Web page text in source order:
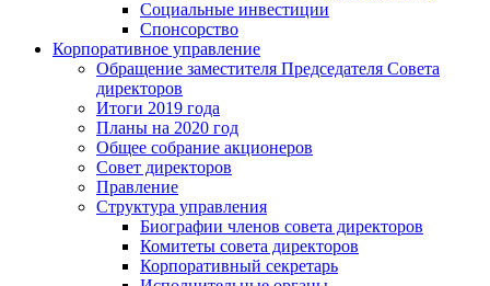
Социальные инвестиции
Спонсорство
Корпоративное управление
Обращение заместителя Председателя Совета
директоров
Итоги 2019 года
Планы на 2020 год
Общее собрание акционеров
Совет директоров
Правление
Структура управления
Биографии членов совета директоров
Комитеты совета директоров
Корпоративный секретарь